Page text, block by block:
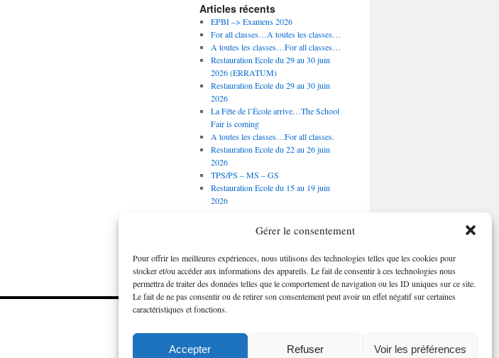
Gérer le consentement
Pour offrir les meilleures expériences, nous utilisons des technologies telles que les cookies pour
stocker et/ou accéder aux informations des appareils. Le fait de consentir à ces technologies nous
permettra de traiter des données telles que le comportement de navigation ou les ID uniques sur ce site.
Le fait de ne pas consentir ou de retirer son consentement peut avoir un effet négatif sur certaines
caractéristiques et fonctions.
Accepter Refuser Voir les préférences
Articles récents
EPBI –> Examens 2026
For all classes…A toutes les classes…
A toutes les classes…For all classes…
Restauration Ecole du 29 au 30 juin
2026 (ERRATUM)
Restauration Ecole du 29 au 30 juin
2026
La Fête de l’École arrive…The School
Fair is coming
A toutes les classes…For all classes.
Restauration Ecole du 22 au 26 juin
2026
TPS/PS – MS – GS
Restauration Ecole du 15 au 19 juin
2026
Évènements à venir
Il n’y a pas d’évènements à
venir.